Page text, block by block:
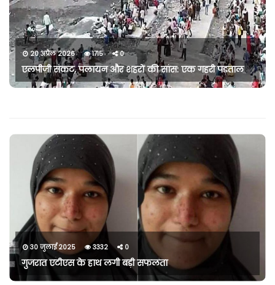
20 अप्रैल 2026 1715 0
एलपीजी संकट, पलायन और शहरों की सांस: एक गहरी पड़ताल
30 जुलाई 2025 3332 0
गुजरात एटीएस के हाथ लगी बड़ी सफलता